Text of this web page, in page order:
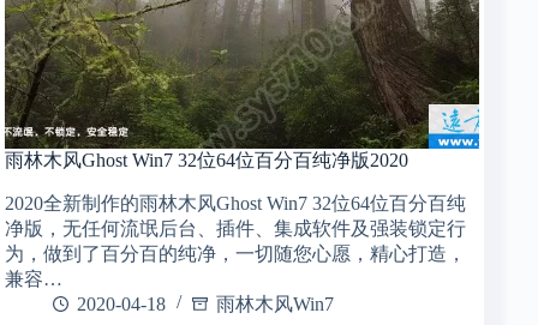
雨林木风Ghost Win7 32位64位百分百纯净版2020
2020全新制作的雨林木风Ghost Win7 32位64位百分百纯
净版，无任何流氓后台、插件、集成软件及强装锁定行
为，做到了百分百的纯净，一切随您心愿，精心打造，
兼容…
2020-04-18
雨林木风Win7